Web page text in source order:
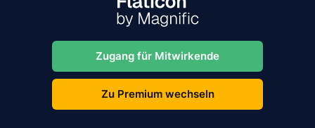
Zugang für Mitwirkende
Zu Premium wechseln